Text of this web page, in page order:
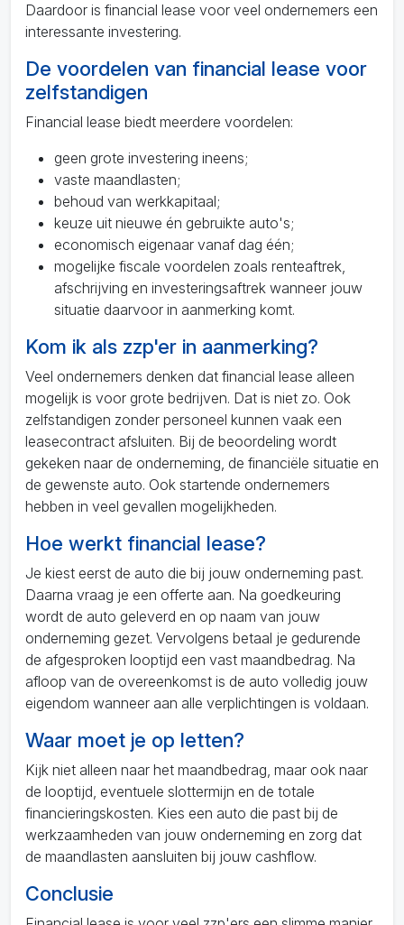
Daardoor is financial lease voor veel ondernemers een
interessante investering.
De voordelen van financial lease voor
zelfstandigen
Financial lease biedt meerdere voordelen:
geen grote investering ineens;
vaste maandlasten;
behoud van werkkapitaal;
keuze uit nieuwe én gebruikte auto's;
economisch eigenaar vanaf dag één;
mogelijke fiscale voordelen zoals renteaftrek,
afschrijving en investeringsaftrek wanneer jouw
situatie daarvoor in aanmerking komt.
Kom ik als zzp'er in aanmerking?
Veel ondernemers denken dat financial lease alleen
mogelijk is voor grote bedrijven. Dat is niet zo. Ook
zelfstandigen zonder personeel kunnen vaak een
leasecontract afsluiten. Bij de beoordeling wordt
gekeken naar de onderneming, de financiële situatie en
de gewenste auto. Ook startende ondernemers
hebben in veel gevallen mogelijkheden.
Hoe werkt financial lease?
Je kiest eerst de auto die bij jouw onderneming past.
Daarna vraag je een offerte aan. Na goedkeuring
wordt de auto geleverd en op naam van jouw
onderneming gezet. Vervolgens betaal je gedurende
de afgesproken looptijd een vast maandbedrag. Na
afloop van de overeenkomst is de auto volledig jouw
eigendom wanneer aan alle verplichtingen is voldaan.
Waar moet je op letten?
Kijk niet alleen naar het maandbedrag, maar ook naar
de looptijd, eventuele slottermijn en de totale
financieringskosten. Kies een auto die past bij de
werkzaamheden van jouw onderneming en zorg dat
de maandlasten aansluiten bij jouw cashflow.
Conclusie